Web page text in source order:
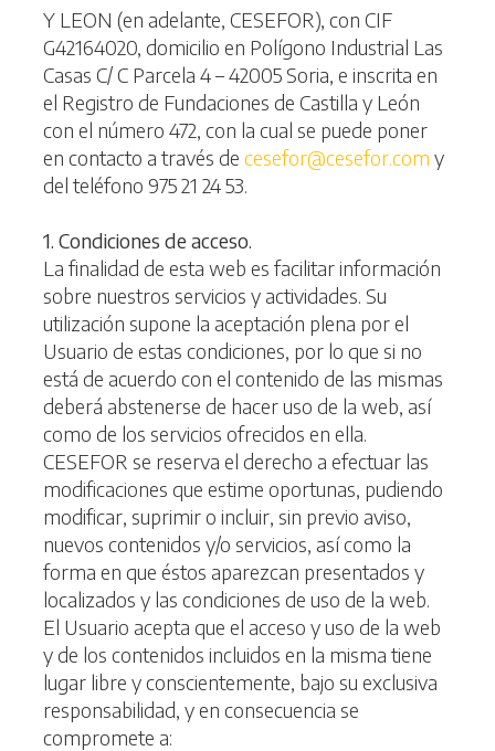
Y LEON (en adelante, CESEFOR), con CIF
G42164020, domicilio en Polígono Industrial Las
Casas C/ C Parcela 4 – 42005 Soria, e inscrita en
el Registro de Fundaciones de Castilla y León
con el número 472, con la cual se puede poner
en contacto a través de cesefor@cesefor.com y
del teléfono 975 21 24 53.
1. Condiciones de acceso.
La finalidad de esta web es facilitar información
sobre nuestros servicios y actividades. Su
utilización supone la aceptación plena por el
Usuario de estas condiciones, por lo que si no
está de acuerdo con el contenido de las mismas
deberá abstenerse de hacer uso de la web, así
como de los servicios ofrecidos en ella.
CESEFOR se reserva el derecho a efectuar las
modificaciones que estime oportunas, pudiendo
modificar, suprimir o incluir, sin previo aviso,
nuevos contenidos y/o servicios, así como la
forma en que éstos aparezcan presentados y
localizados y las condiciones de uso de la web.
El Usuario acepta que el acceso y uso de la web
y de los contenidos incluidos en la misma tiene
lugar libre y conscientemente, bajo su exclusiva
responsabilidad, y en consecuencia se
compromete a: